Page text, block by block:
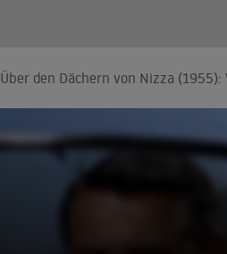
Über den Dächern von Nizza